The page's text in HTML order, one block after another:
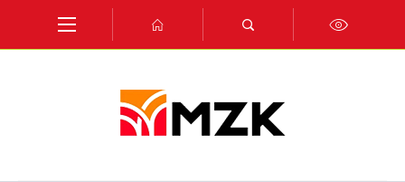
Przejdź do wyszukiwarki.
Przejdź do ustawień wielkości czcionki.
Włącz wersję kontrastową strony.